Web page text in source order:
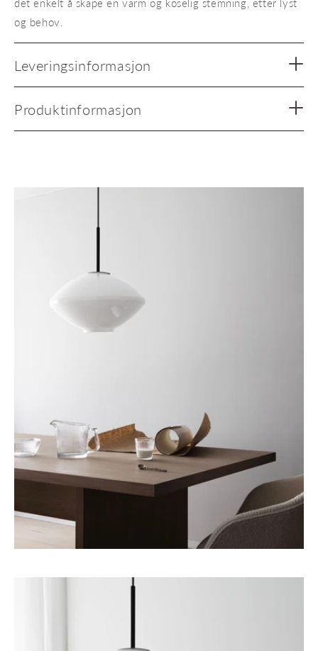
det enkelt å skape en varm og koselig stemning, etter lyst
og behov.
Leveringsinformasjon
Produktinformasjon